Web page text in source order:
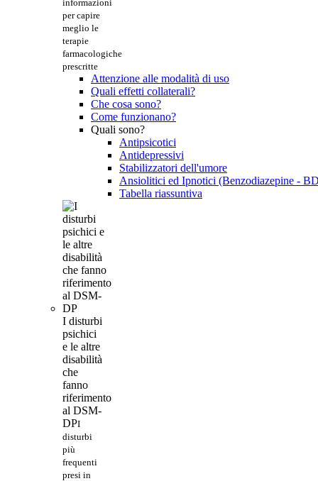
informazioni
per capire
meglio le
terapie
farmacologiche
prescritte
Attenzione alle modalità di uso
Quali effetti collaterali?
Che cosa sono?
Come funzionano?
Quali sono?
Antipsicotici
Antidepressivi
Stabilizzatori dell'umore
Ansiolitici ed Ipnotici (Benzodiazepine -
Tabella riassuntiva
I disturbi
psichici
e le altre
disabilità
che
fanno
riferimento
al DSM-
DPI
disturbi
più
frequenti
presi in